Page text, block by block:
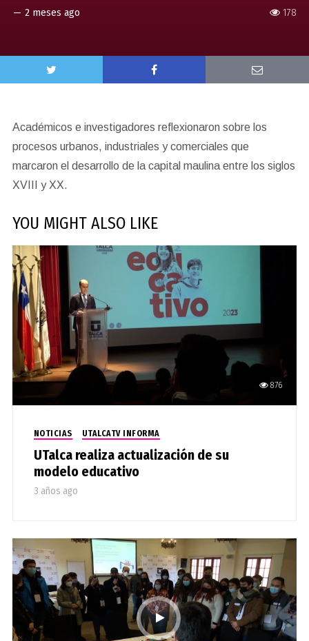
178
— 2 meses ago
Académicos e investigadores reflexionaron sobre los
procesos urbanos, industriales y comerciales que
marcaron el desarrollo de la capital maulina entre los siglos
XVIII y XX.
YOU MIGHT ALSO LIKE
876
NOTICIAS UTALCATV INFORMA
UTalca realiza actualización de su
modelo educativo
3 años ago